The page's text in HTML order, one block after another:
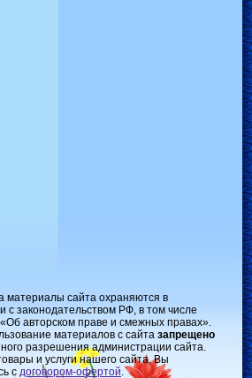
материалы сайта охраняются в
с законодательством РФ, в том числе
авторском праве и смежных правах».
материалов с сайта запрещено
разрешения администрации сайта.
и услуги нашего сайта, Вы
с договором-oфертой.